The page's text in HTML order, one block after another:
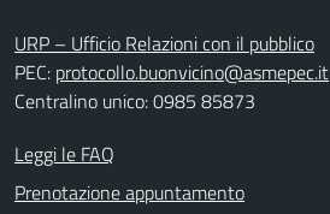
URP – Ufficio Relazioni con il pubblico
PEC: protocollo.buonvicino@asmepec.it
Centralino unico: 0985 85873
Leggi le FAQ
Prenotazione appuntamento